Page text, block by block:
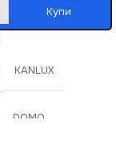
Купи
KANLUX
DOMO